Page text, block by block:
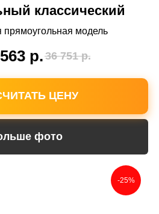
классический
прямоугольная модель
р.36 751 р.
ЦЕНУ
фото
-25%